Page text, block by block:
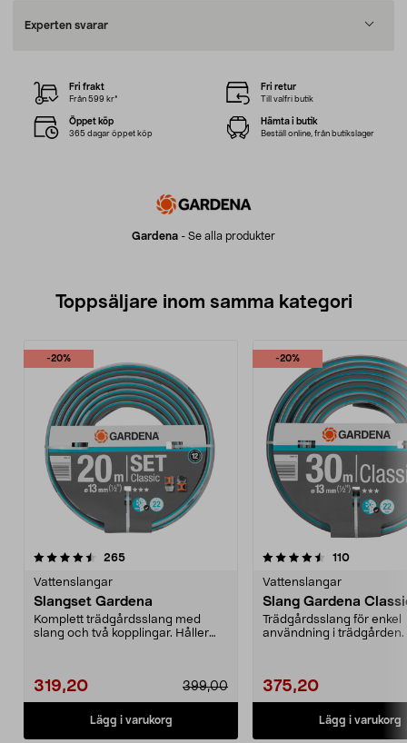
Experten svarar
Gardena - Se alla produkter
Fri frakt
Från 599 kr*
Fri retur
Till valfri butik
Öppet köp
365 dagar öppet köp
Hämta i butik
Beställ online, från butikslager
Toppsäljare inom samma kategori
-20%
265recensioner
Vattenslangar
Slangset Gardena
Komplett trädgårdsslang med
slang och två kopplingar. Håller
319,20 399,00
Lägg i varukorg
-20%
4.5 av 5 stjärnor 110
Vattenslangar
Slang Gardena
Trädgårdsslang för enkel
användning i trädgården.
375,20
Lägg i varukorg
4.5 av 5 stjärnor